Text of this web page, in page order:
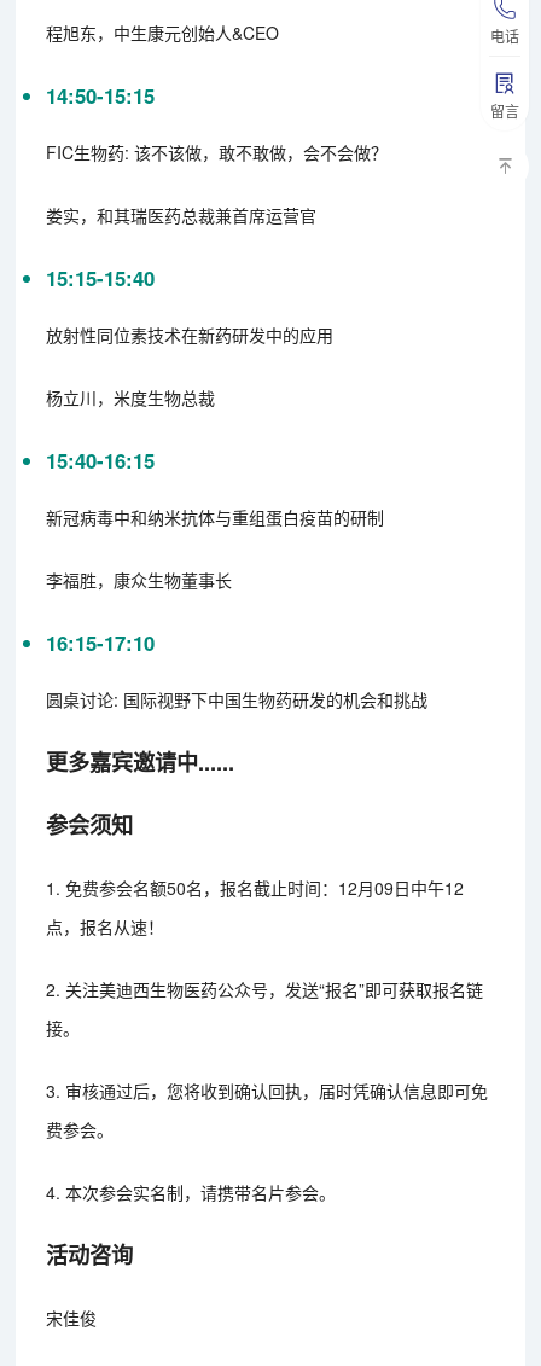
电话
留言
程旭东，中生康元创始人&CEO
14:50-15:15
FIC生物药: 该不该做，敢不敢做，会不会做？
娄实，和其瑞医药总裁兼首席运营官
15:15-15:40
放射性同位素技术在新药研发中的应用
杨立川，米度生物总裁
15:40-16:15
新冠病毒中和纳米抗体与重组蛋白疫苗的研制
李福胜，康众生物董事长
16:15-17:10
圆桌讨论: 国际视野下中国生物药研发的机会和挑战
更多嘉宾邀请中......
参会须知
1. 免费参会名额50名，报名截止时间：12月09日中午12
点，报名从速！
2. 关注美迪西生物医药公众号，发送“报名”即可获取报名链
接。
3. 审核通过后，您将收到确认回执，届时凭确认信息即可免
费参会。
4. 本次参会实名制，请携带名片参会。
活动咨询
宋佳俊